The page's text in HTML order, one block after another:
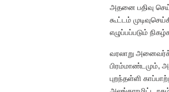
அதனை பதிவு
கூட்டம்
எழுப்பப்படும்
வரலாறு
பிரம்மாண்டமும்,
புறந்தள்ளி